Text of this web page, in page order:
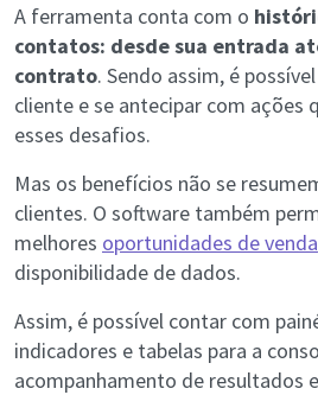
A ferramenta conta com o
contatos: desde sua entrada
contrato. Sendo assim, é
cliente e se antecipar com ações
esses desafios.
Mas os benefícios não se
clientes. O software também
melhores oportunidades de venda
disponibilidade de dados.
Assim, é possível contar com
indicadores e tabelas para a
acompanhamento de resultados